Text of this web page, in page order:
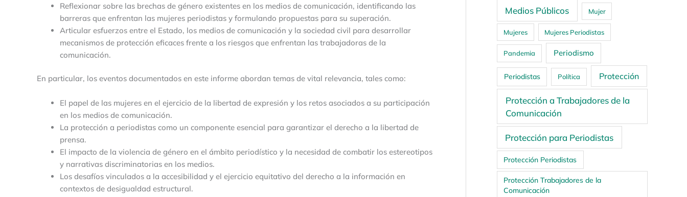
Reflexionar sobre las brechas de género existentes en los medios de comunicación, identificando las
barreras que enfrentan las mujeres periodistas y formulando propuestas para su superación.
Articular esfuerzos entre el Estado, los medios de comunicación y la sociedad civil para desarrollar
mecanismos de protección eficaces frente a los riesgos que enfrentan las trabajadoras de la
comunicación.
En particular, los eventos documentados en este informe abordan temas de vital relevancia, tales como:
El papel de las mujeres en el ejercicio de la libertad de expresión y los retos asociados a su participación
en los medios de comunicación.
La protección a periodistas como un componente esencial para garantizar el derecho a la libertad de
prensa.
El impacto de la violencia de género en el ámbito periodístico y la necesidad de combatir los estereotipos
y narrativas discriminatorias en los medios.
Los desafíos vinculados a la accesibilidad y el ejercicio equitativo del derecho a la información en
contextos de desigualdad estructural.
Medios Públicos Mujer
Mujeres Mujeres Periodistas
Pandemia Periodismo
Periodistas Política Protección
Protección a Trabajadores de la
Comunicación
Protección para Periodistas
Protección Periodistas
Protección Trabajadores de la
Comunicación